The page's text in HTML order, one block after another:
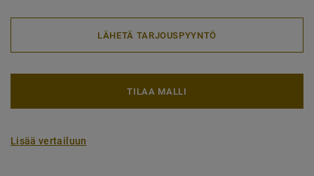
LÄHETÄ TARJOUSPYYNTÖ
TILAA MALLI
Lisää vertailuun